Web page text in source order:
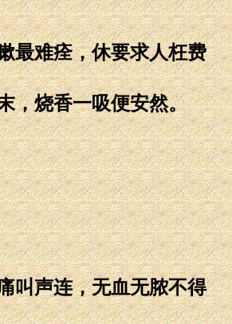
最难痊，休要求人枉费
，烧香一吸便安然。
叫声连，无血无脓不得